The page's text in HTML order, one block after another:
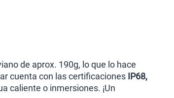
de aprox. 190g, lo que lo hace
cuenta con las certificaciones IP68,
caliente o inmersiones. ¡Un